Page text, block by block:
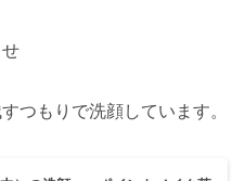
つもりで洗顔しています。